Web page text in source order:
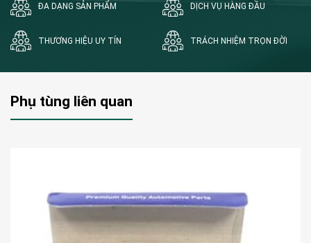
ĐA DẠNG SẢN PHẨM DỊCH VỤ HÀNG ĐẦU
THƯƠNG HIỆU UY TÍN TRÁCH NHIỆM TRỌN ĐỜI
Phụ tùng liên quan